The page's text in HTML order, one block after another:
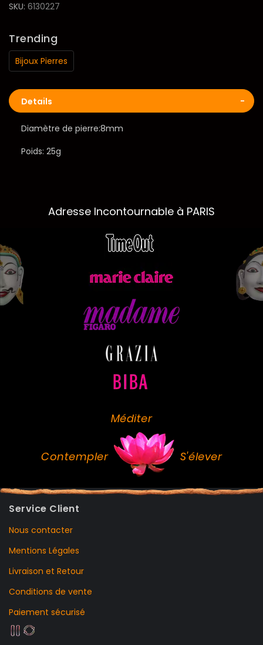
SKU 6130227
Trending
Bijoux Pierres
Details
Diamètre de pierre:8mm
Poids: 25g
Adresse Incontournable à PARIS
Méditer
Contempler S'élever
Service Client
Nous contacter
Mentions Légales
Livraison et Retour
Conditions de vente
Paiement sécurisé